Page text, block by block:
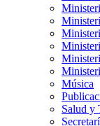
Música
Salud y